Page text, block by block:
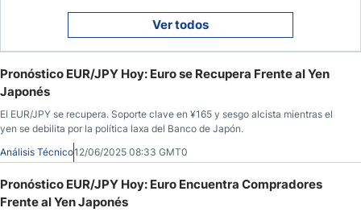
Ver todos
Pronóstico EUR/JPY Hoy: Euro se Recupera Frente al Yen
Japonés
El EUR/JPY se recupera. Soporte clave en ¥165 y sesgo alcista mientras el
yen se debilita por la política laxa del Banco de Japón.
Análisis Técnico12/06/2025 08:33 GMT0
Pronóstico EUR/JPY Hoy: Euro Encuentra Compradores
Frente al Yen Japonés